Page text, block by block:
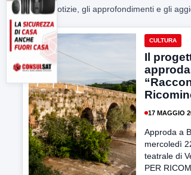
Tutte le notizie, gli approfondimenti e gli
CULTURA
Il
17 MAGGIO
Approda a
mercoledì
teatrale di
PER